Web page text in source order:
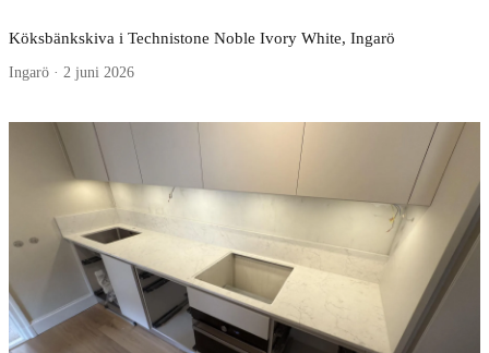
Köksbänkskiva i Technistone Noble Ivory White, Ingarö
Ingarö · 2 juni 2026